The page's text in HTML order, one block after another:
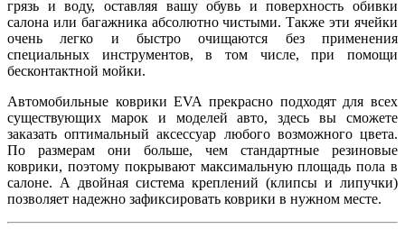
грязь и воду, оставляя вашу обувь и поверхность обивки
салона или багажника абсолютно чистыми. Также эти ячейки
очень легко и быстро очищаются без применения
специальных инструментов, в том числе, при помощи
бесконтактной мойки.
Автомобильные коврики EVA прекрасно подходят для всех
существующих марок и моделей авто, здесь вы сможете
заказать оптимальный аксессуар любого возможного цвета.
По размерам они больше, чем стандартные резиновые
коврики, поэтому покрывают максимальную площадь пола в
салоне. А двойная система креплений (клипсы и липучки)
позволяет надежно зафиксировать коврики в нужном месте.